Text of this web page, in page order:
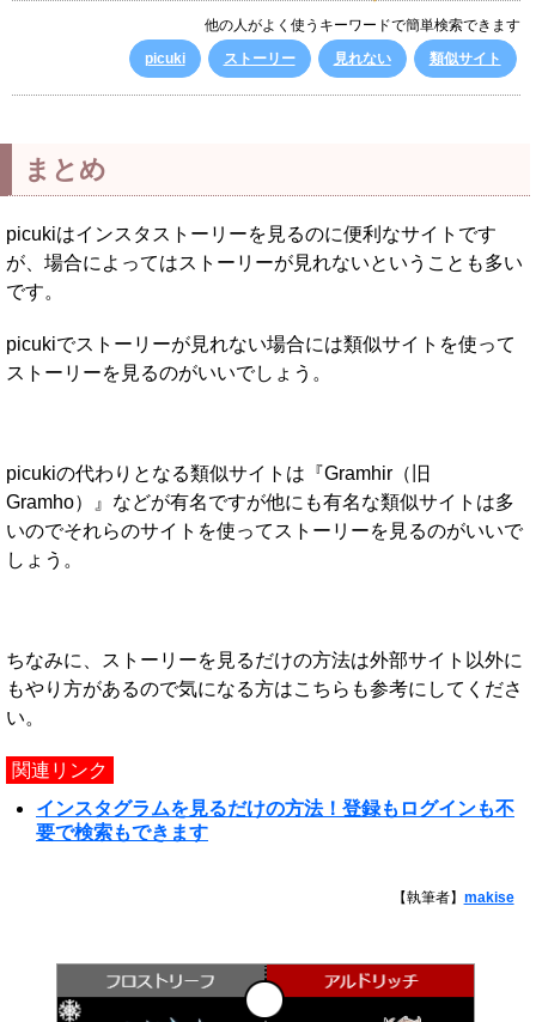
他の人がよく使うキーワードで簡単検索できます
picuki
ストーリー 見れない 類似サイト
まとめ
picukiはインスタストーリーを見るのに便利なサイトです
が、場合によってはストーリーが見れないということも多い
です。
picukiでストーリーが見れない場合には類似サイトを使って
ストーリーを見るのがいいでしょう。
picukiの代わりとなる類似サイトは『Gramhir（旧
Gramho）』などが有名ですが他にも有名な類似サイトは多
いのでそれらのサイトを使ってストーリーを見るのがいいで
しょう。
ちなみに、ストーリーを見るだけの方法は外部サイト以外に
もやり方があるので気になる方はこちらも参考にしてくださ
い。
関連リンク
インスタグラムを見るだけの方法！登録もログインも不
要で検索もできます
【執筆者】 makise